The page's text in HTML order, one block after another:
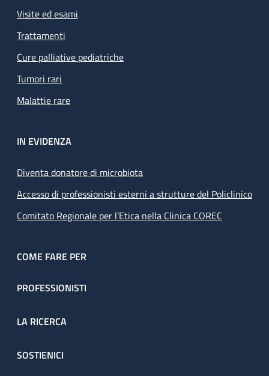
Visite ed esami
Trattamenti
Cure palliative pediatriche
Tumori rari
Malattie rare
IN EVIDENZA
Diventa donatore di microbiota
Accesso di professionisti esterni a strutture del Policlinico
Comitato Regionale per l’Etica nella Clinica COREC
COME FARE PER
PROFESSIONISTI
LA RICERCA
SOSTIENICI